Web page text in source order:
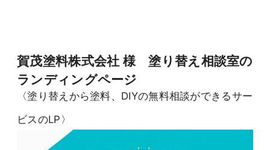
賀茂塗料株式会社 様 塗り替え相談室の
ランディングページ
〈塗り替えから塗料、DIYの無料相談ができるサー
ビスのLP〉